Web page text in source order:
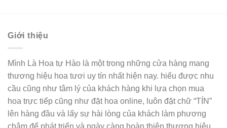
Giới thiệu
Mình Là Hoa tự Hào là một trong những cửa hàng mang
thương hiệu hoa tươi uy tín nhất hiện nay. hiểu được nhu
cầu cũng như tâm lý của khách hàng khi lựa chọn mua
hoa trực tiếp cũng như đặt hoa online, luôn đặt chữ “TÍN”
lên hàng đầu và lấy sự hài lòng của khách làm phương
châm để phát triển và ngày càng hoàn thiện thương hiệu